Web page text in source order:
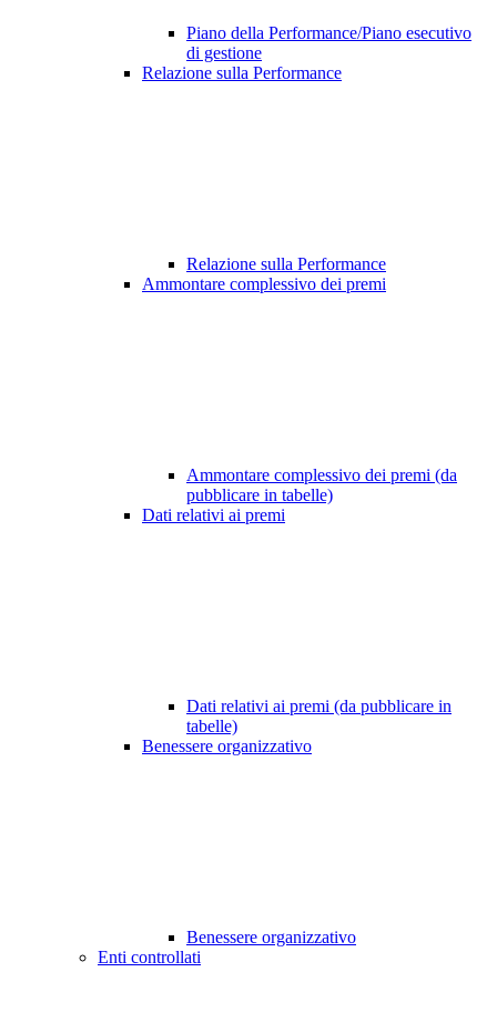
Piano della Performance/Piano esecutivo
di gestione
Relazione sulla Performance
Relazione sulla Performance
Ammontare complessivo dei premi
Ammontare complessivo dei premi (da
pubblicare in tabelle)
Dati relativi ai premi
Dati relativi ai premi (da pubblicare in
tabelle)
Benessere organizzativo
Benessere organizzativo
Enti controllati